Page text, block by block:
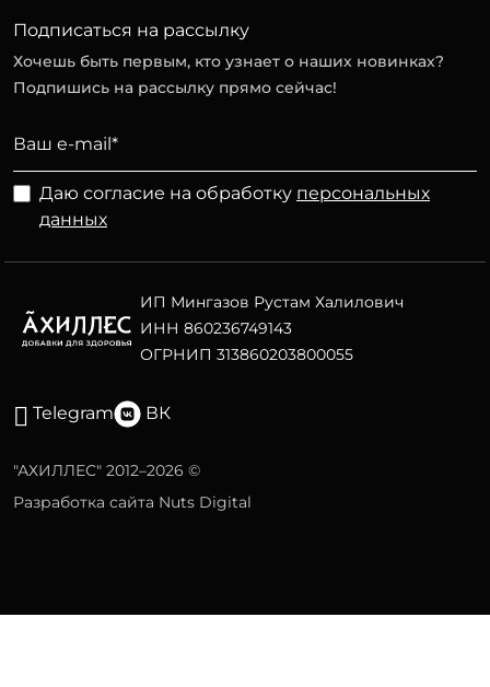
Подписаться на рассылку
Хочешь быть первым, кто узнает о наших новинках?
Подпишись на рассылку прямо сейчас!
Даю согласие на обработку персональных
данных
ИП Мингазов Рустам Халилович
ИНН 860236749143
ОГРНИП 313860203800055
Telegram ВК
"АХИЛЛЕС" 2012–2026 ©
Разработка сайта Nuts Digital